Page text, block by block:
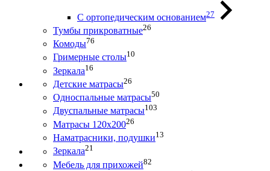
С ортопедическим основанием27
Тумбы прикроватные26
Комоды76
Гримерные столы10
Зеркала16
Детские матрасы26
Односпальные матрасы50
Двуспальные матрасы103
Матрасы 120х20026
Наматрасники, подушки13
Зеркала21
Мебель для прихожей82